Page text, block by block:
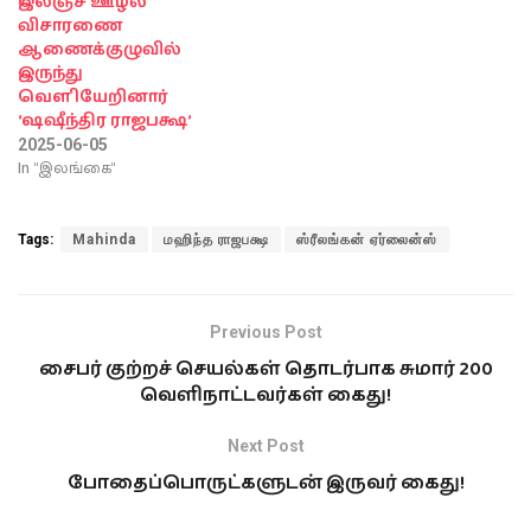
விசாரணை
ஆணைக்குழுவில்
இருந்து
வௌியேறினார்
‘ஷஷீந்திர ராஜபக்ஷ‘
2025-06-05
In "இலங்கை"
Tags: Mahinda மஹிந்த ராஜபக்ஷ ஸ்ரீலங்கன் ஏர்லைன்ஸ்
Previous Post
சைபர் குற்றச் செயல்கள் தொடர்பாக சுமார் 200
வெளிநாட்டவர்கள் கைது!
Next Post
போதைப்பொருட்களுடன் இருவர் கைது!